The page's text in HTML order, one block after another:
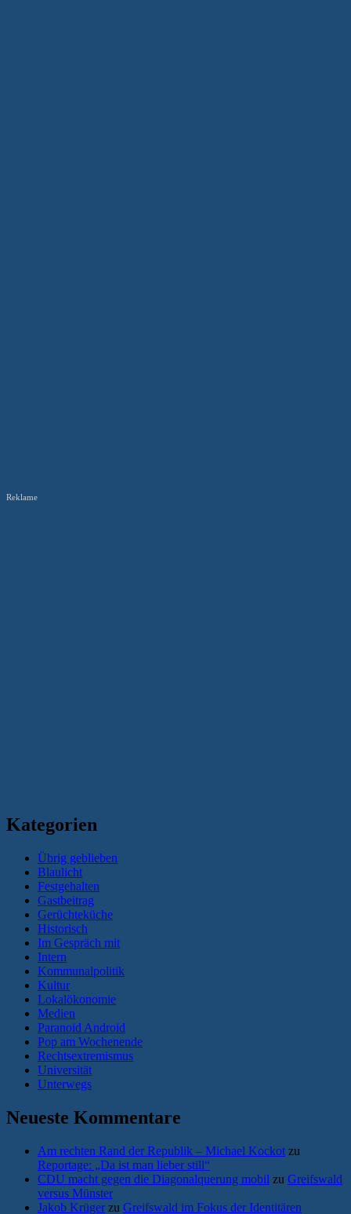
Reklame
Kategorien
Übrig geblieben
Blaulicht
Festgehalten
Gastbeitrag
Gerüchteküche
Historisch
Im Gespräch mit
Intern
Kommunalpolitik
Kultur
Lokalökonomie
Medien
Paranoid Android
Pop am Wochenende
Rechtsextremismus
Universität
Unterwegs
Neueste Kommentare
Am rechten Rand der Republik – Michael Kockot zu
Reportage: „Da ist man lieber still“
CDU macht gegen die Diagonalquerung mobil zu Greifswald
versus Münster
Jakob Krüger zu Greifswald im Fokus der Identitären